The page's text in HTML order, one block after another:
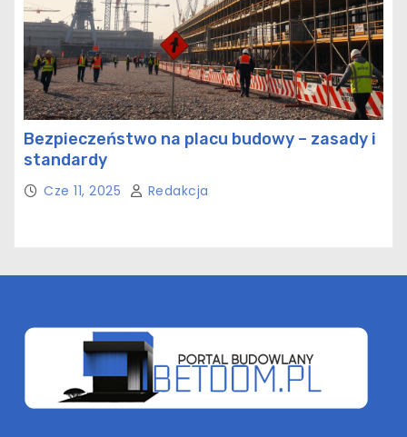
Bezpieczeństwo na placu budowy – zasady i
standardy
Cze 11, 2025 Redakcja